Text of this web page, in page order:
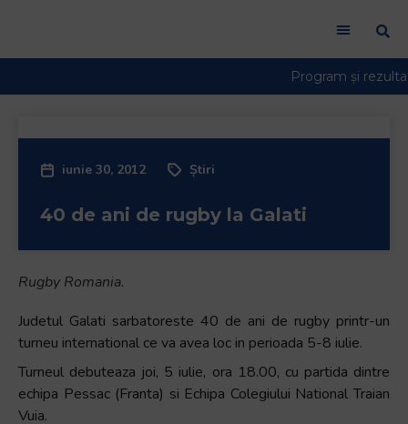
iunie 30, 2012 Știri
40 de ani de rugby la Galati
Rugby Romania.
Judetul Galati sarbatoreste 40 de ani de rugby printr-un
turneu international ce va avea loc in perioada 5-8 iulie.
Turneul debuteaza joi, 5 iulie, ora 18.00, cu partida dintre
echipa Pessac (Franta) si Echipa Colegiului National Traian
Vuia.